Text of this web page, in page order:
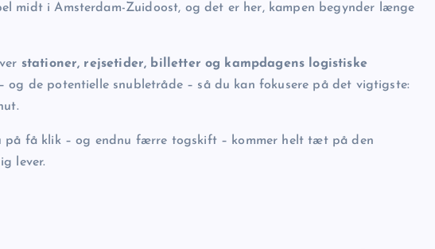
midt i Amsterdam-Zuidoost, og det er her, kampen begynder længe
stationer, rejsetider, billetter og kampdagens logistiske
og de potentielle snubletråde – så du kan fokusere på det vigtigste:
på få klik – og endnu færre togskift – kommer helt tæt på den
lever.